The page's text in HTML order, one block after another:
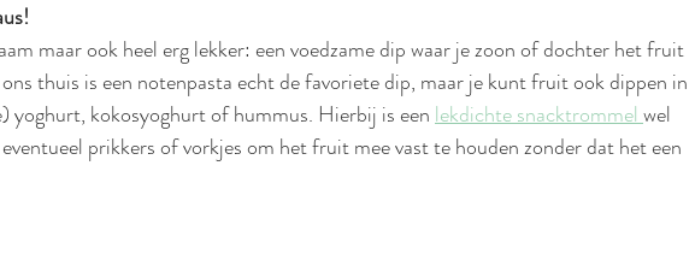
maar ook heel erg lekker: een voedzame dip waar je zoon of dochter het fruit
thuis is een notenpasta echt de favoriete dip, maar je kunt fruit ook dippen in
yoghurt, kokosyoghurt of hummus. Hierbij is een lekdichte snacktrommel wel
prikkers of vorkjes om het fruit mee vast te houden zonder dat het een